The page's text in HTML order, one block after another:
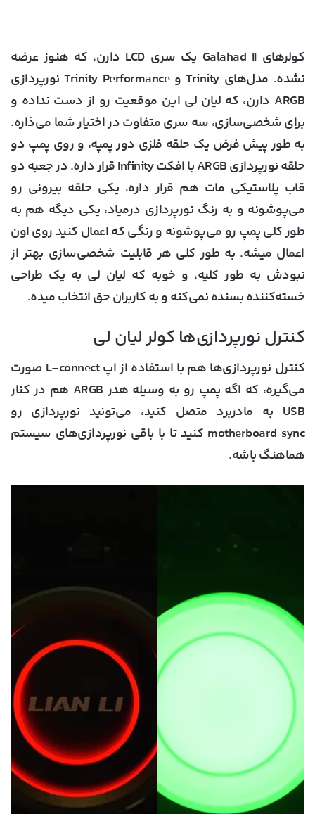
کولرهای Galahad II یک سری LCD دارن، که هنوز عرضه
نشده. مدل‌های Trinity و Trinity Performance نورپردازی
ARGB دارن، که لیان لی این موقعیت رو از دست نداده و
برای شخصی‌سازی، سه سری متفاوت در اختیار شما می‌ذاره.
به طور پیش فرض یک حلقه فلزی دور پمپه، و روی پمپ دو
حلقه نورپردازی ARGB با افکت Infinity قرار داره. در جعبه دو
قاب پلاستیکی مات هم قرار داره، یکی حلقه بیرونی رو
می‌پوشونه و به رنگ نورپردازی درمیاد، یکی دیگه هم به
طور کلی پمپ رو می‌پوشونه و رنگی که اعمال کنید روی اون
اعمال میشه. به طور کلی هر قابلیت شخصی‌سازی بهتر از
نبودش به طور کلیه، و خوبه که لیان لی به یک طراحی
خسته‌کننده بسنده نمی‌کنه و به کاربران حق انتخاب میده.
کنترل نورپردازی‌ها کولر لیان لی
کنترل نورپردازی‌ها هم با استفاده از اپ L-connect صورت
می‌گیره، که اگه پمپ رو به وسیله هدر ARGB هم در کنار
USB به مادربرد متصل کنید، می‌تونید نورپردازی رو
motherboard sync کنید تا با باقی نورپردازی‌های سیستم
هماهنگ باشه.